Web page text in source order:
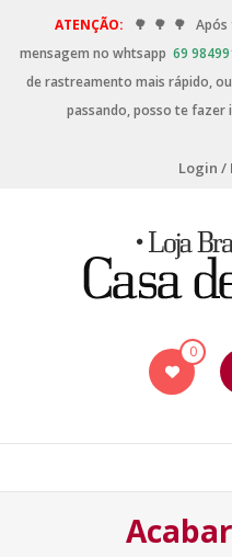
ATENÇÃO: 🌳 🌳 🌳 Após
mensagem no whtsapp 69
de rastreamento mais rápido,
passando, posso te fazer
Login /
0